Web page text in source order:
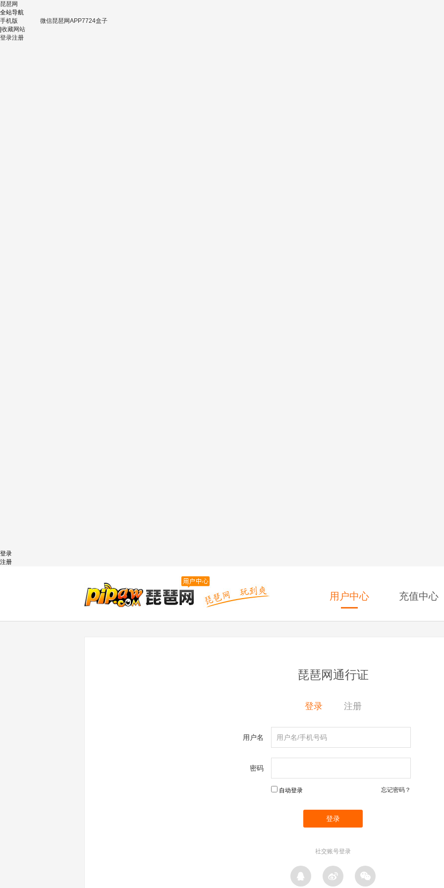
琵琶网
全站导航
手机版
微信琵琶网APP7724盒子
收藏网站
登录注册
登录
注册
用户中心 充值中心
琵琶网通行证
登录 注册
用户名
密码
自动登录 忘记密码？
社交账号登录